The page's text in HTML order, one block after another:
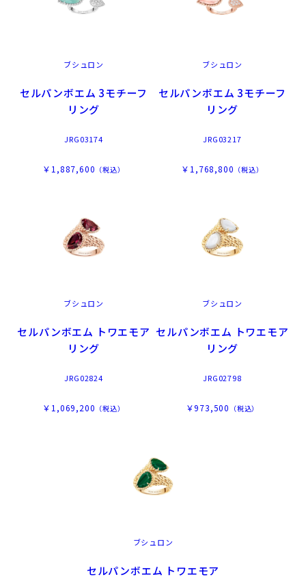
ブシュロン
セルパンボエム 3モチーフ
リング
JRG03174
￥1,887,600 （税込）
ブシュロン
セルパンボエム 3モチーフ
リング
JRG03217
￥1,768,800 （税込）
ブシュロン
セルパンボエム トワエモア
リング
JRG02824
￥1,069,200 （税込）
ブシュロン
セルパンボエム トワエモア
リング
JRG02798
￥973,500 （税込）
ブシュロン
セルパンボエム トワエモア